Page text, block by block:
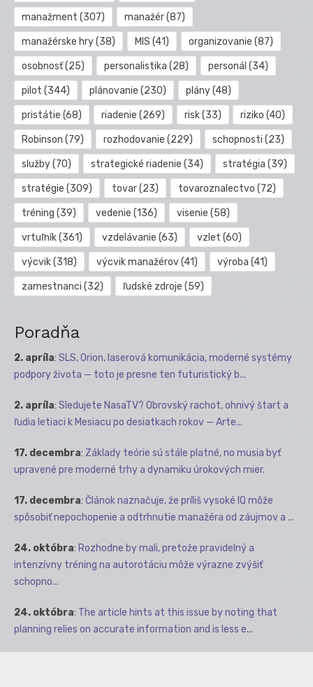
manažment (307) manažér(87)
manažérske hry(38) MIS (41) organizovanie (87)
osobnosť(25) personalistika (28) personál (34)
pilot (344) plánovanie (230) plány(48)
pristátie (68) riadenie (269) risk(33) riziko (40)
Robinson (79) rozhodovanie (229) schopnosti (23)
služby(70) strategické riadenie (34) stratégia (39)
stratégie (309) tovar(23) tovaroznalectvo (72)
tréning (39) vedenie (136) visenie (58)
vrtuľník(361) vzdelávanie (63) vzlet (60)
výcvik(318) výcvik manažérov(41) výroba (41)
zamestnanci (32) ľudské zdroje (59)
Poradňa
2. apríla: SLS, Orion, laserová komunikácia, moderné systémy
podpory života — toto je presne ten futuristický b...
2. apríla: Sledujete NasaTV? Obrovský rachot, ohnivý štart a
ľudia letiaci k Mesiacu po desiatkach rokov — Arte...
17. decembra: Základy teórie sú stále platné, no musia byť
upravené pre moderné trhy a dynamiku úrokových mier.
17. decembra: Článok naznačuje, že príliš vysoké IQ môže
spôsobiť nepochopenie a odtrhnutie manažéra od záujmov a ...
24. októbra: Rozhodne by mali, pretože pravidelný a
intenzívny tréning na autorotáciu môže výrazne zvýšiť
schopno...
24. októbra: The article hints at this issue by noting that
planning relies on accurate information and is less e...